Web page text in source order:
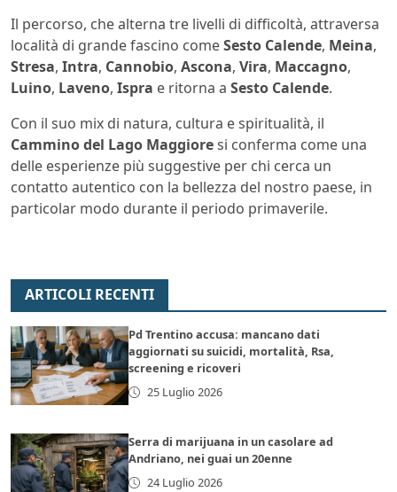
Il percorso, che alterna tre livelli di difficoltà, attraversa
località di grande fascino comeSesto Calende, Meina,
Stresa, Intra, Cannobio, Ascona, Vira, Maccagno,
Luino, Laveno, Ispra e ritorna a Sesto Calende.
Con il suo mix di natura, cultura e spiritualità, il
Cammino del Lago Maggioresi conferma come una
delle esperienze più suggestive per chi cerca un
contatto autentico con la bellezza del nostro paese, in
particolar modo durante il periodo primaverile.
ARTICOLI RECENTI
Pd Trentino accusa: mancano dati
aggiornati su suicidi, mortalità, Rsa,
screening e ricoveri
25 Luglio 2026
Serra di marijuana in un casolare ad
Andriano, nei guai un 20enne
24 Luglio 2026